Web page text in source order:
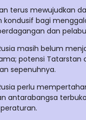
terus mewujudkan
kondusif bagi
dan
masih belum
potensi Tatarstan
sepenuhnya.
perlu
antarabangsa